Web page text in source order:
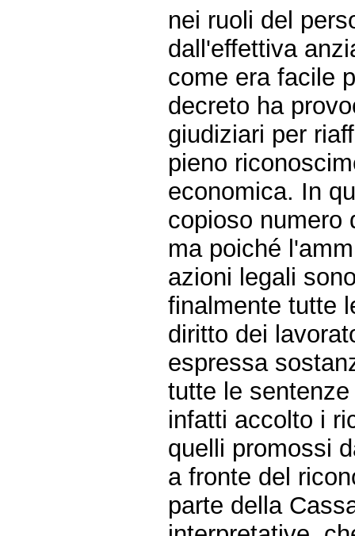
nei ruoli del
dall'effettiva
come era facile
decreto ha
giudiziari per
pieno
economica. In
copioso numero
ma poiché
azioni legali
finalmente tutte
diritto dei
espressa
tutte le
infatti accolto i
quelli promossi
a fronte del
parte della